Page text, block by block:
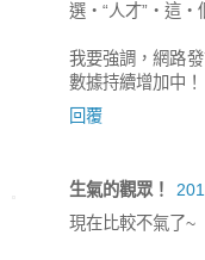
選‧“人才”‧這‧
我要強調，網路
數據持續增加中！
回覆
生氣的觀眾！
現在比較不氣了~